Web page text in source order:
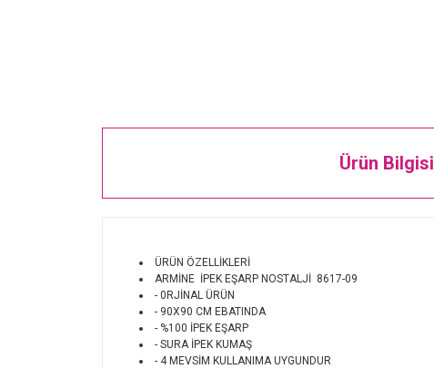
Ürün Bilgisi
ÜRÜN ÖZELLİKLERİ
ARMİNE İPEK EŞARP NOSTALJİ 8617-09
- 0RJİNAL ÜRÜN
- 90X90 CM EBATINDA
- %100 İPEK EŞARP
- SURA İPEK KUMAŞ
- 4 MEVSİM KULLANIMA UYGUNDUR